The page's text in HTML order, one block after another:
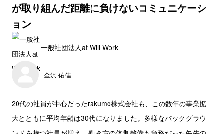
が取り組んだ距離に負けないコミュニケーシ
ョン
一般社団法人at Will Work
金沢 佑佳
20代の社員が中心だったrakumo株式会社も、この数年の事業拡
大とともに平均年齢は30代になりました。多様なバックグラウ